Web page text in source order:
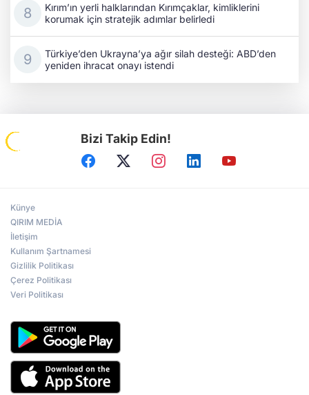
Kırım’ın yerli halklarından Kırımçaklar, kimliklerini
korumak için stratejik adımlar belirledi
Türkiye’den Ukrayna’ya ağır silah desteği: ABD’den
yeniden ihracat onayı istendi
Bizi Takip Edin!
Künye
QIRIM MEDİA
İletişim
Kullanım Şartnamesi
Gizlilik Politikası
Çerez Politikası
Veri Politikası